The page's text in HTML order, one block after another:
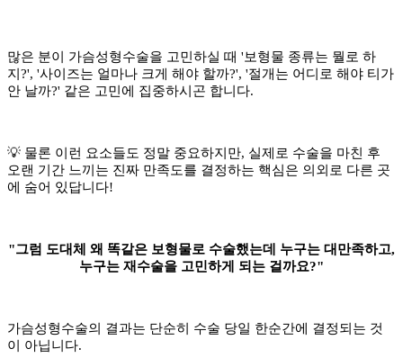
많은 분이 가슴성형수술을 고민하실 때 '보형물 종류는 뭘로 하
지?', '사이즈는 얼마나 크게 해야 할까?', '절개는 어디로 해야 티가
안 날까?' 같은 고민에 집중하시곤 합니다.
💡 물론 이런 요소들도 정말 중요하지만, 실제로 수술을 마친 후
오랜 기간 느끼는 진짜 만족도를 결정하는 핵심은 의외로 다른 곳
에 숨어 있답니다!
"그럼 도대체 왜 똑같은 보형물로 수술했는데 누구는 대만족하고,
누구는 재수술을 고민하게 되는 걸까요?"
가슴성형수술의 결과는 단순히 수술 당일 한순간에 결정되는 것
이 아닙니다.